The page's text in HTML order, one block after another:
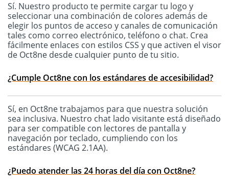
Sí. Nuestro producto te permite cargar tu logo y
seleccionar una combinación de colores además de
elegir los puntos de acceso y canales de comunicación
tales como correo electrónico, teléfono o chat. Crea
fácilmente enlaces con estilos CSS y que activen el visor
de Oct8ne desde cualquier punto de tu sitio.
¿Cumple Oct8ne con los estándares de accesibilidad?
Sí, en Oct8ne trabajamos para que nuestra solución
sea inclusiva. Nuestro chat lado visitante está diseñado
para ser compatible con lectores de pantalla y
navegación por teclado, cumpliendo con los
estándares (WCAG 2.1AA).
¿Puedo atender las 24 horas del día con Oct8ne?